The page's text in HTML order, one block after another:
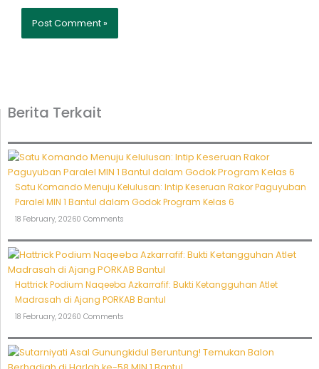
Berita Terkait
Satu Komando Menuju Kelulusan: Intip Keseruan Rakor Paguyuban
Paralel MIN 1 Bantul dalam Godok Program Kelas 6
18 February, 20260 Comments
Hattrick Podium Naqeeba Azkarrafif: Bukti Ketangguhan Atlet
Madrasah di Ajang PORKAB Bantul
18 February, 20260 Comments